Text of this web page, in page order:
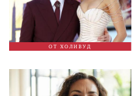
ОТ ХОЛИВУД